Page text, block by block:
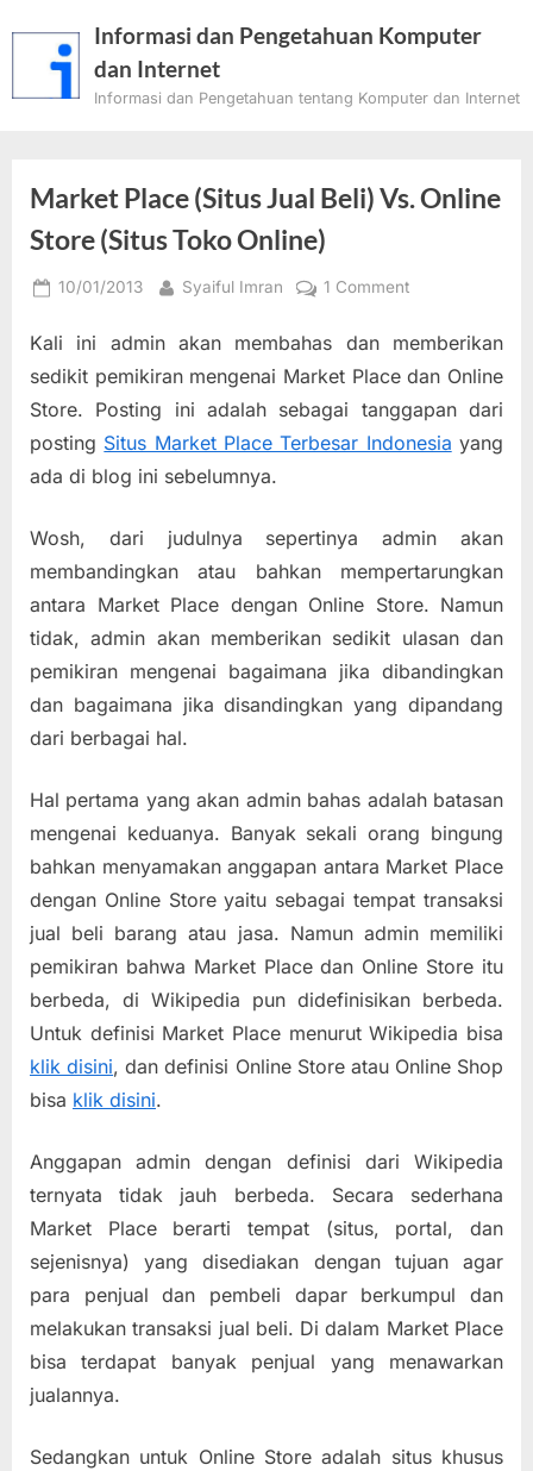
Informasi dan Pengetahuan Komputer
dan Internet
Informasi dan Pengetahuan tentang Komputer dan Internet
Market Place (Situs Jual Beli) Vs. Online
Store (Situs Toko Online)
Posted
10/01/2013 By
Syaiful Imran 1 Commenton
Place
(Situs
Beli)
Vs.
(Situs
Online)
Kali ini admin akan membahas dan memberikan
sedikit pemikiran mengenai Market Place dan Online
Store. Posting ini adalah sebagai tanggapan dari
posting Situs Market Place Terbesar Indonesia yang
ada di blog ini sebelumnya.
Wosh, dari judulnya sepertinya admin akan
membandingkan atau bahkan mempertarungkan
antara Market Place dengan Online Store. Namun
tidak, admin akan memberikan sedikit ulasan dan
pemikiran mengenai bagaimana jika dibandingkan
dan bagaimana jika disandingkan yang dipandang
dari berbagai hal.
Hal pertama yang akan admin bahas adalah batasan
mengenai keduanya. Banyak sekali orang bingung
bahkan menyamakan anggapan antara Market Place
dengan Online Store yaitu sebagai tempat transaksi
jual beli barang atau jasa. Namun admin memiliki
pemikiran bahwa Market Place dan Online Store itu
berbeda, di Wikipedia pun didefinisikan berbeda.
Untuk definisi Market Place menurut Wikipedia bisa
klik disini, dan definisi Online Store atau Online Shop
bisa klik disini.
Anggapan admin dengan definisi dari Wikipedia
ternyata tidak jauh berbeda. Secara sederhana
Market Place berarti tempat (situs, portal, dan
sejenisnya) yang disediakan dengan tujuan agar
para penjual dan pembeli dapar berkumpul dan
melakukan transaksi jual beli. Di dalam Market Place
bisa terdapat banyak penjual yang menawarkan
jualannya.
Sedangkan untuk Online Store adalah situs khusus